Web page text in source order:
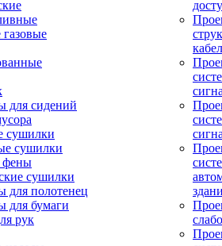
для сидений
сушилки
сушилки
фены
сушилки
для полотенец
для бумаги
рук